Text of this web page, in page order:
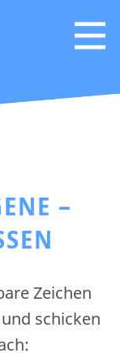
–
Zeichen
schicken